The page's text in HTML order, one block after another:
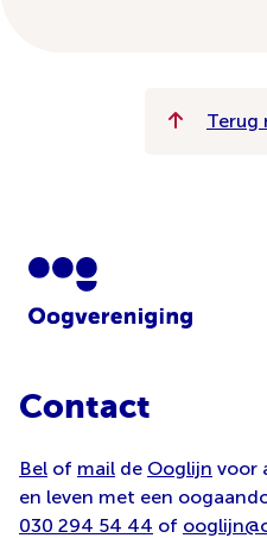
Terug
Contact
Bel of mail de Ooglijn voor
en leven met een
030 294 54 44 of